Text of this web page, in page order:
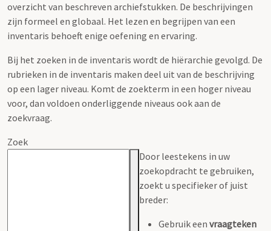
overzicht van beschreven archiefstukken. De beschrijvingen
zijn formeel en globaal. Het lezen en begrijpen van een
inventaris behoeft enige oefening en ervaring.
Bij het zoeken in de inventaris wordt de hiërarchie gevolgd. De
rubrieken in de inventaris maken deel uit van de beschrijving
op een lager niveau. Komt de zoekterm in een hoger niveau
voor, dan voldoen onderliggende niveaus ook aan de
zoekvraag.
Zoek
Door leestekens in uw
zoekopdracht te gebruiken,
zoekt u specifieker of juist
breder:
Gebruik een vraagteken